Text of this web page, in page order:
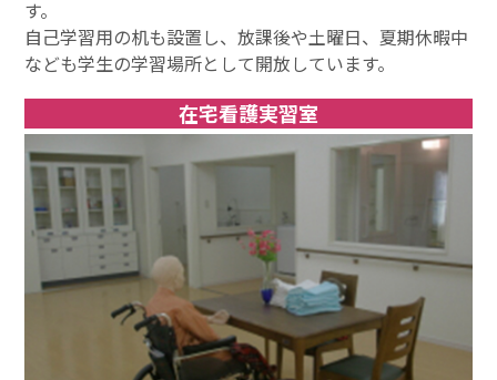
す。
自己学習用の机も設置し、放課後や土曜日、夏期休暇中
なども学生の学習場所として開放しています。
在宅看護実習室